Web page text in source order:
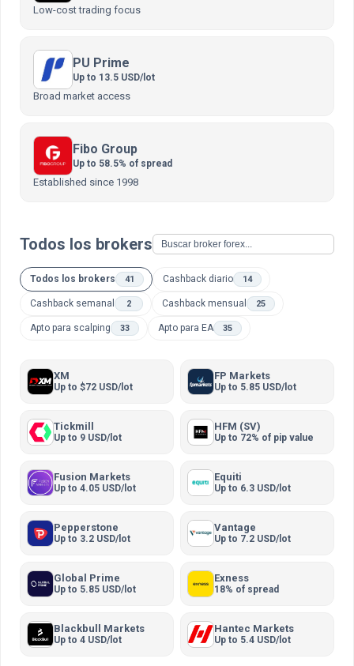
Low-cost trading focus
PU Prime
Up to 13.5 USD/lot
Broad market access
Fibo Group
Up to 58.5% of spread
Established since 1998
Todos los brokers
Todos los brokers 41 Cashback diario 14
Cashback semanal 2 Cashback mensual 25
Apto para scalping 33 Apto para EA 35
XM
Up to $72 USD/lot
FP Markets
Up to 5.85 USD/lot
Tickmill
Up to 9 USD/lot
HFM (SV)
Up to 72% of pip value
Fusion Markets
Up to 4.05 USD/lot
Equiti
Up to 6.3 USD/lot
Pepperstone
Up to 3.2 USD/lot
Vantage
Up to 7.2 USD/lot
Global Prime
Up to 5.85 USD/lot
Exness
18% of spread
Blackbull Markets
Up to 4 USD/lot
Hantec Markets
Up to 5.4 USD/lot